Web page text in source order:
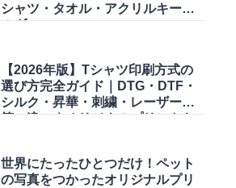
シャツ・タオル・アクリルキーホ
ルダー
【2026年版】Tシャツ印刷方式の
選び方完全ガイド｜DTG・DTF・
シルク・昇華・刺繍・レーザー・
箔の違い｜オリジナルプリント.jp
世界にたったひとつだけ！ペット
の写真をつかったオリジナルプリ